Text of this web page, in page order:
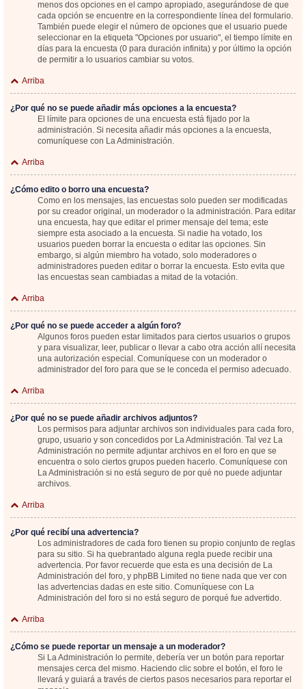
menos dos opciones en el campo apropiado, asegurándose de que
cada opción se encuentre en la correspondiente línea del formulario.
También puede elegir el número de opciones que el usuario puede
seleccionar en la etiqueta "Opciones por usuario", el tiempo límite en
días para la encuesta (0 para duración infinita) y por último la opción
de permitir a lo usuarios cambiar su votos.
Arriba
¿Por qué no se puede añadir más opciones a la encuesta?
El límite para opciones de una encuesta está fijado por la
administración. Si necesita añadir más opciones a la encuesta,
comuníquese con La Administración.
Arriba
¿Cómo edito o borro una encuesta?
Como en los mensajes, las encuestas solo pueden ser modificadas
por su creador original, un moderador o la administración. Para editar
una encuesta, hay que editar el primer mensaje del tema; este
siempre esta asociado a la encuesta. Si nadie ha votado, los
usuarios pueden borrar la encuesta o editar las opciones. Sin
embargo, si algún miembro ha votado, solo moderadores o
administradores pueden editar o borrar la encuesta. Esto evita que
las encuestas sean cambiadas a mitad de la votación.
Arriba
¿Por qué no se puede acceder a algún foro?
Algunos foros pueden estar limitados para ciertos usuarios o grupos
y para visualizar, leer, publicar o llevar a cabo otra acción allí necesita
una autorización especial. Comuníquese con un moderador o
administrador del foro para que se le conceda el permiso adecuado.
Arriba
¿Por qué no se puede añadir archivos adjuntos?
Los permisos para adjuntar archivos son individuales para cada foro,
grupo, usuario y son concedidos por La Administración. Tal vez La
Administración no permite adjuntar archivos en el foro en que se
encuentra o solo ciertos grupos pueden hacerlo. Comuníquese con
La Administración si no está seguro de por qué no puede adjuntar
archivos.
Arriba
¿Por qué recibí una advertencia?
Los administradores de cada foro tienen su propio conjunto de reglas
para su sitio. Si ha quebrantado alguna regla puede recibir una
advertencia. Por favor recuerde que esta es una decisión de La
Administración del foro, y phpBB Limited no tiene nada que ver con
las advertencias dadas en este sitio. Comuníquese con La
Administración del foro si no está seguro de porqué fue advertido.
Arriba
¿Cómo se puede reportar un mensaje a un moderador?
Si La Administración lo permite, debería ver un botón para reportar
mensajes cerca del mismo. Haciendo clic sobre el botón, el foro le
llevará y guiará a través de ciertos pasos necesarios para reportar el